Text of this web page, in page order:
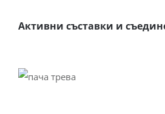
Активни съставки и